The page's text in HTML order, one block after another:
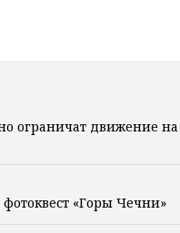
ограничат движение на
«Горы Чечни»